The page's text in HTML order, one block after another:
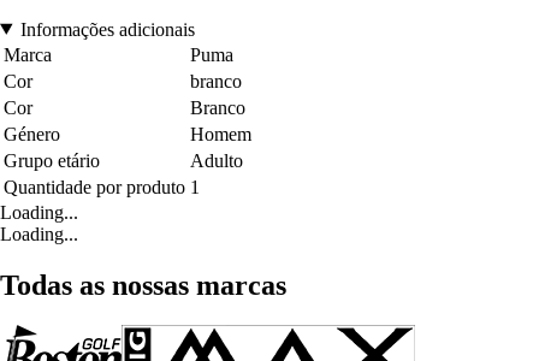
Informações adicionais
Marca
Puma
Cor
branco
Cor
Branco
Género
Homem
Grupo etário
Adulto
Quantidade por produto 1
Loading...
Loading...
Todas as nossas marcas